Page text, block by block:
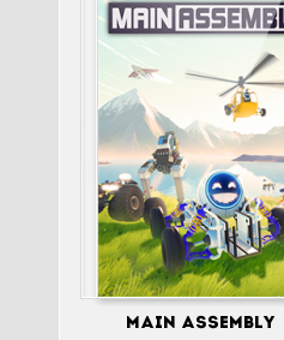
Main Assembly